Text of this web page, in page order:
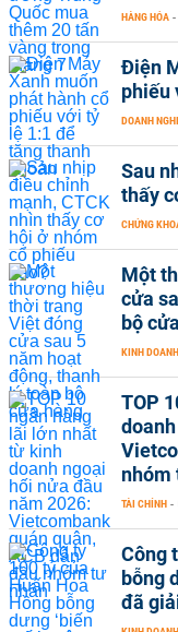
HÀNG HÓA -
Điện
phiếu
DOANH
Sau
thấy
CHỨNG
Một
cửa
bộ
KINH DOANH
TOP
nhóm
TÀI CHÍNH -
Công
bỗng
đã